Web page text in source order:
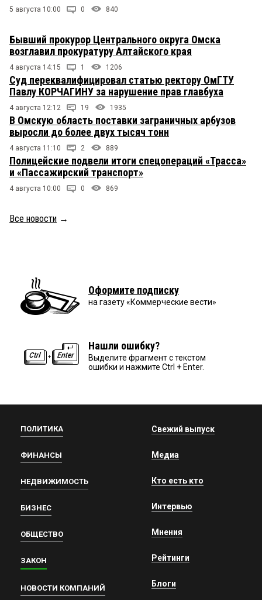
5 августа 10:00 0 840
Бывший прокурор Центрального округа Омска
возглавил прокуратуру Алтайского края
4 августа 14:15 1 1206
Суд переквалифицировал статью ректору ОмГТУ
Павлу КОРЧАГИНУ за нарушение прав главбуха
4 августа 12:12 19 1935
В Омскую область поставки заграничных арбузов
выросли до более двух тысяч тонн
4 августа 11:10 2 889
Полицейские подвели итоги спецопераций «Трасса»
и «Пассажирский транспорт»
4 августа 10:00 0 869
Все новости →
Оформите подписку
на газету «Коммерческие вести»
Нашли ошибку?
Выделите фрагмент с текстом
ошибки и нажмите Ctrl + Enter.
ПОЛИТИКА
ФИНАНСЫ
НЕДВИЖИМОСТЬ
БИЗНЕС
ОБЩЕСТВО
ЗАКОН
НОВОСТИ КОМПАНИЙ
Свежий выпуск
Медиа
Кто есть кто
Интервью
Мнения
Рейтинги
Блоги